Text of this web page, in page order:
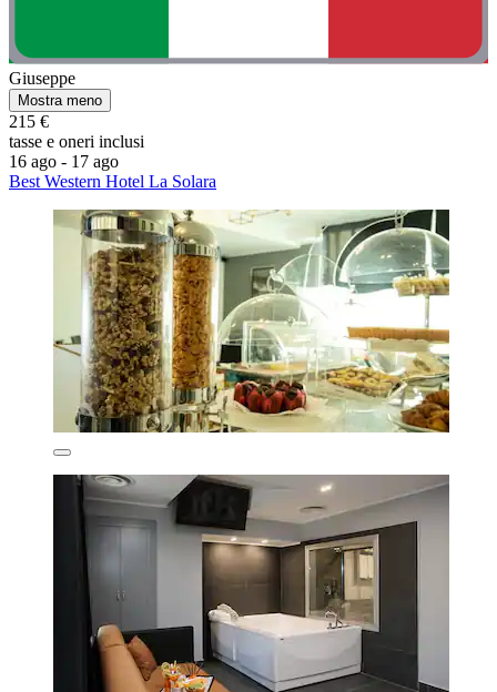
Giuseppe
Mostra meno
215 €
tasse e oneri inclusi
16 ago - 17 ago
Best Western Hotel La Solara